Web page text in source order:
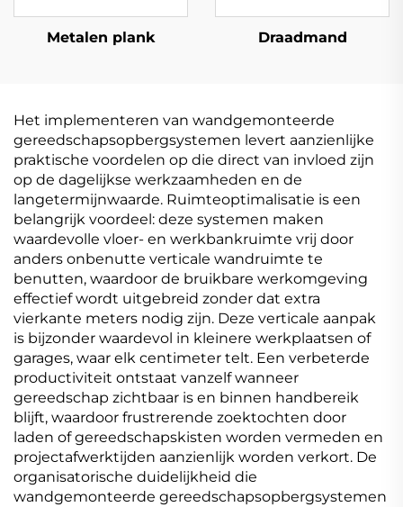
Metalen plank Draadmand
Het implementeren van wandgemonteerde
gereedschapsopbergsystemen levert aanzienlijke
praktische voordelen op die direct van invloed zijn
op de dagelijkse werkzaamheden en de
langetermijnwaarde. Ruimteoptimalisatie is een
belangrijk voordeel: deze systemen maken
waardevolle vloer- en werkbankruimte vrij door
anders onbenutte verticale wandruimte te
benutten, waardoor de bruikbare werkomgeving
effectief wordt uitgebreid zonder dat extra
vierkante meters nodig zijn. Deze verticale aanpak
is bijzonder waardevol in kleinere werkplaatsen of
garages, waar elk centimeter telt. Een verbeterde
productiviteit ontstaat vanzelf wanneer
gereedschap zichtbaar is en binnen handbereik
blijft, waardoor frustrerende zoektochten door
laden of gereedschapskisten worden vermeden en
projectafwerktijden aanzienlijk worden verkort. De
organisatorische duidelijkheid die
wandgemonteerde gereedschapsopbergsystemen